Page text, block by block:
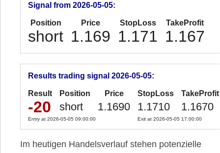
Signal from 2026-05-05:
Position Price StopLoss TakeProfit
short 1.169 1.171 1.167
Results trading signal 2026-05-05:
Result Position Price StopLoss TakeProfit
-20 short 1.1690 1.1710 1.1670
Entry at 2026-05-05 09:00:00 Exit at 2026-05-05 17:00:00
Im heutigen Handelsverlauf stehen potenzielle